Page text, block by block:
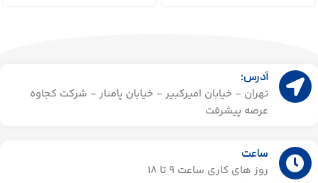
آدرس:
تهران - خیابان امیرکبیر - خیابان پامنار - شرکت کجاوه
عرصه پیشرفت
ساعت
روز های کاری ساعت ۹ تا 18